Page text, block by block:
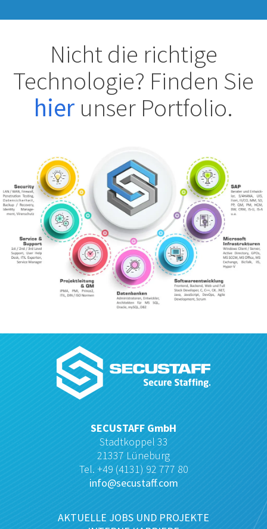
Nicht die richtige
Technologie? Finden Sie
hier unser Portfolio.
SECUSTAFF GmbH
Stadtkoppel 33
21337 Lüneburg
Tel. +49 (4131) 92 777 80
info@secustaff.com
AKTUELLE JOBS UND PROJEKTE